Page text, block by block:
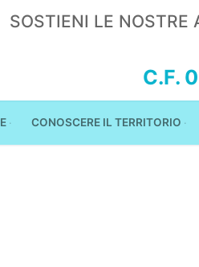
SOSTIENI LE NOSTRE
C.F.
CONOSCERE IL TERRITORIO